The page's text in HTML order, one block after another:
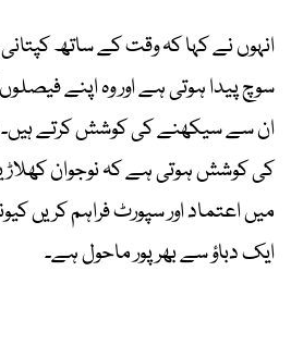
انہوں نے کہا کہ وقت کے ساتھ
سوچ پیدا ہوتی ہے اور وہ اپنے
ان سے سیکھنے کی کوشش کرتے ہیں۔
کی کوشش ہوتی ہے کہ نوجوان
میں اعتماد اور سپورٹ فراہم کریں
ایک دباؤ سے بھرپور ماحول ہے۔